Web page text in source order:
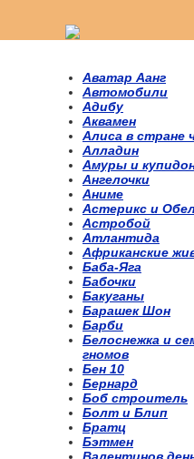
Аватар Аанг
Автомобили
Адибу
Аквамен
Алиса в стране
Алладин
Амуры и
Ангелочки
Аниме
Астерикс и
Астробой
Атлантида
Африканские
Баба-Яга
Бабочки
Бакуганы
Барашек Шон
Барби
Белоснежка и
гномов
Бен 10
Бернард
Боб строитель
Болт и Блип
Братц
Бэтмен